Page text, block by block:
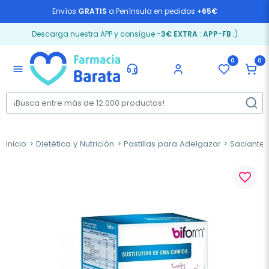
Envíos GRATIS a Península en pedidos +65€
Descarga nuestra APP y consigue -3€ EXTRA: APP-FB ;)
menu
0 0
Inicio Dietética y Nutrición Pastillas para Adelgazar Saciantes
favorite_border